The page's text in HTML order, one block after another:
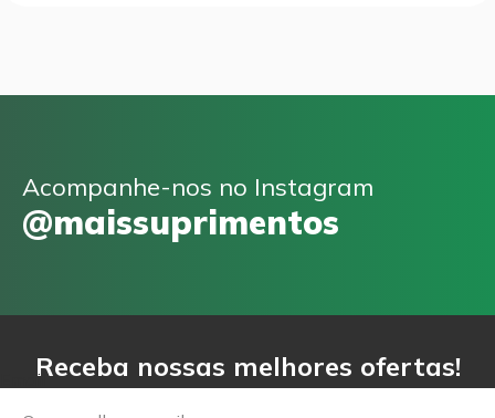
Acompanhe-nos no Instagram
@maissuprimentos
Receba nossas melhores ofertas!
Email